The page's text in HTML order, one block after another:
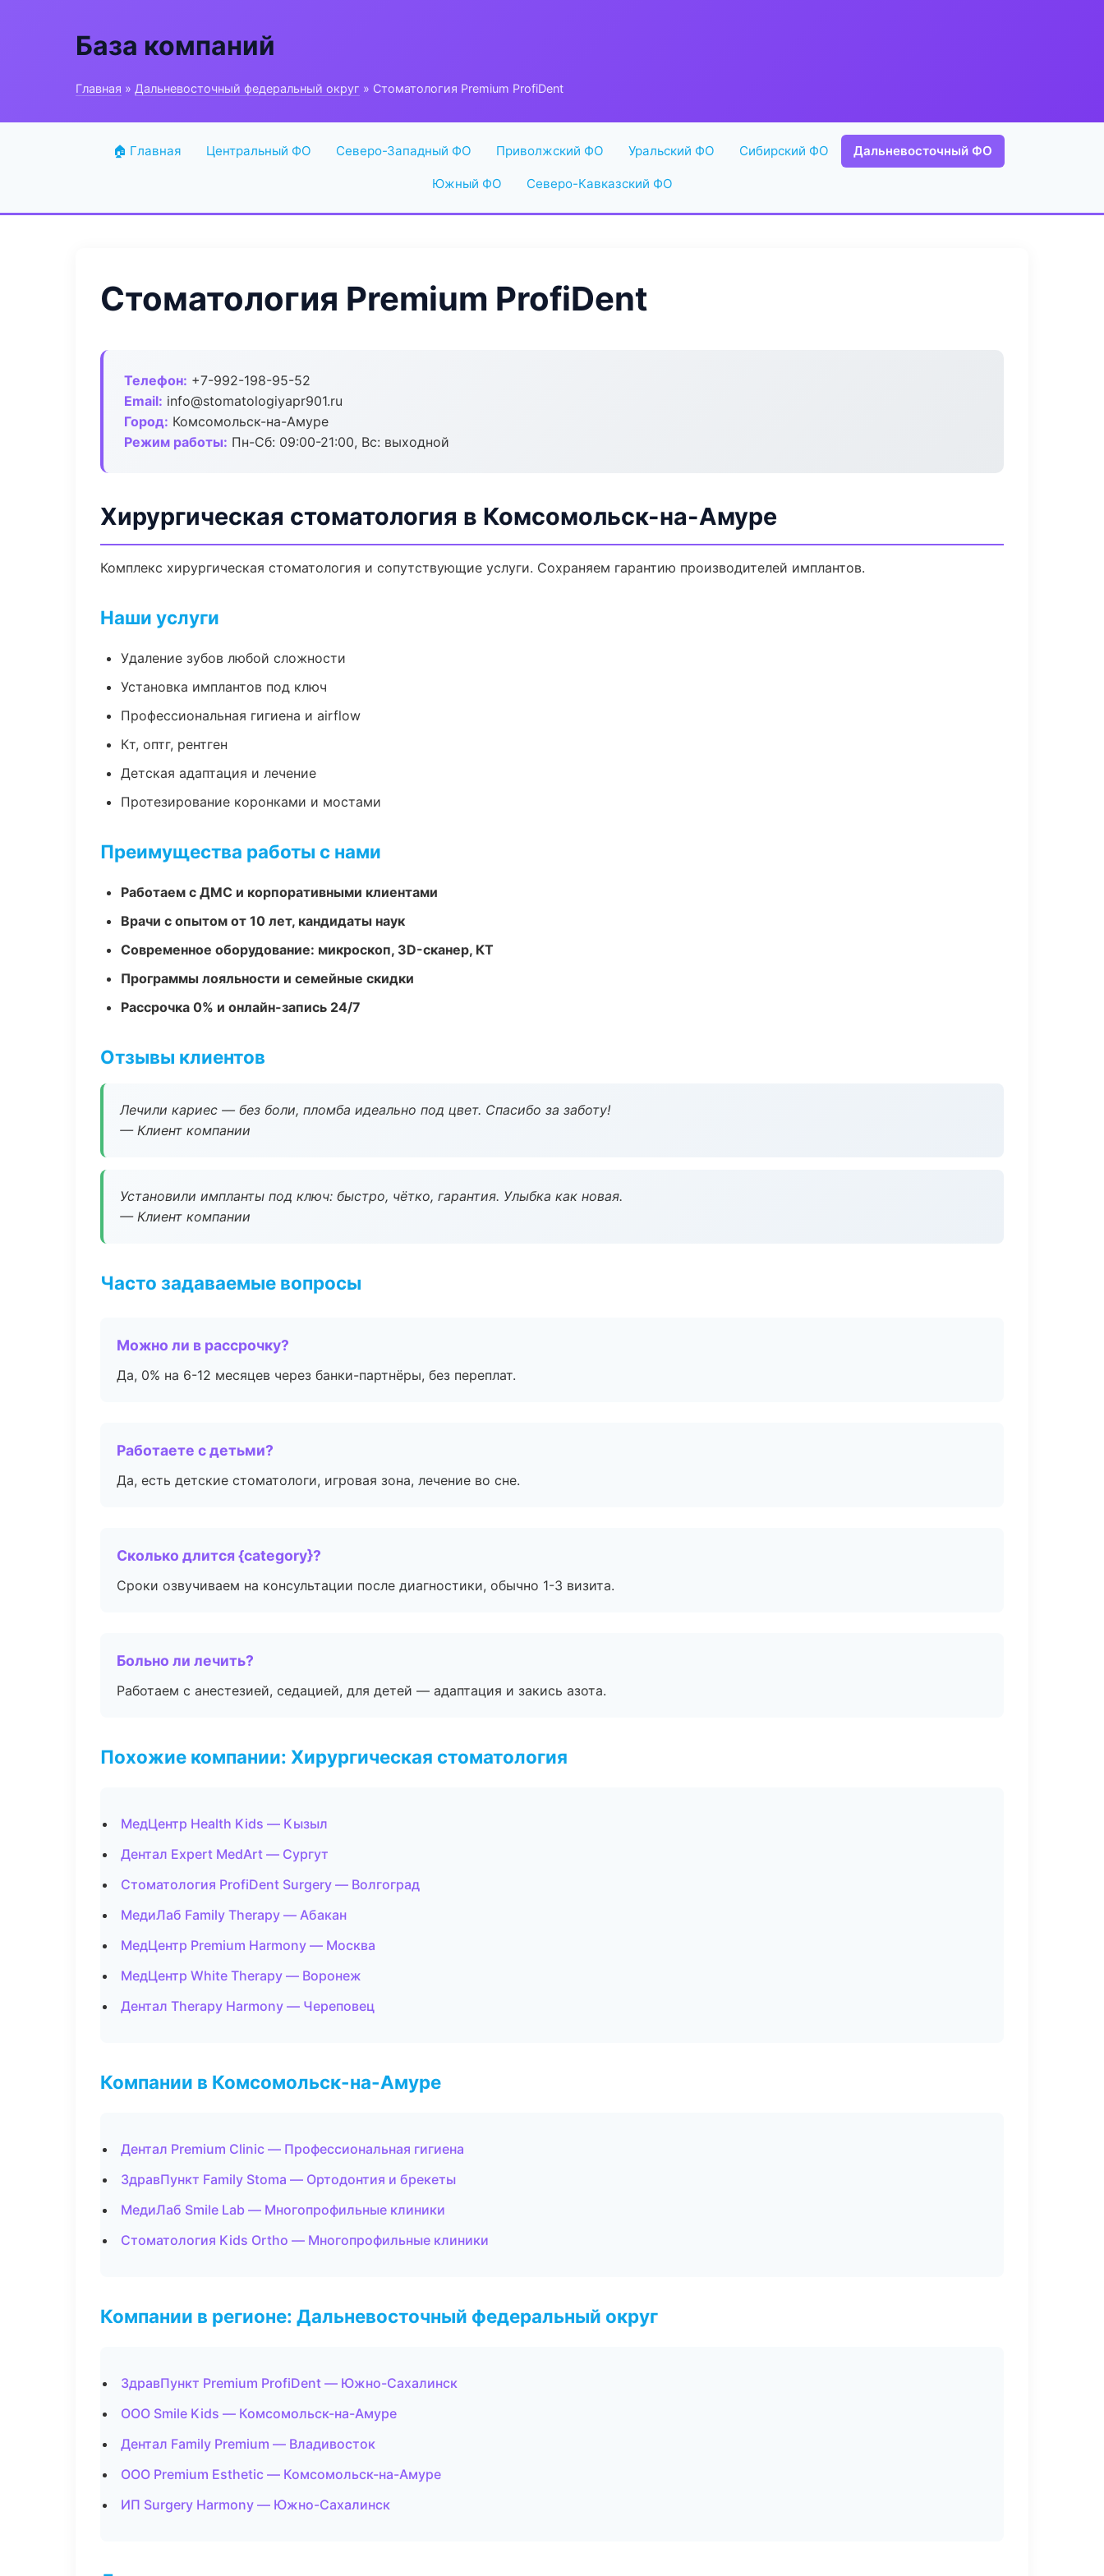
База компаний
Главная » Дальневосточный федеральный округ » Стоматология Premium ProfiDent
🏠 Главная Центральный ФО Северо-Западный ФО Приволжский ФО Уральский ФО Сибирский ФО Дальневосточный ФО
Южный ФО Северо-Кавказский ФО
Стоматология Premium ProfiDent
Телефон: +7-992-198-95-52
Email: info@stomatologiyapr901.ru
Город: Комсомольск-на-Амуре
Режим работы: Пн-Сб: 09:00-21:00, Вс: выходной
Хирургическая стоматология в Комсомольск-на-Амуре
Комплекс хирургическая стоматология и сопутствующие услуги. Сохраняем гарантию производителей имплантов.
Наши услуги
Удаление зубов любой сложности
Установка имплантов под ключ
Профессиональная гигиена и airflow
Кт, оптг, рентген
Детская адаптация и лечение
Протезирование коронками и мостами
Преимущества работы с нами
Работаем с ДМС и корпоративными клиентами
Врачи с опытом от 10 лет, кандидаты наук
Современное оборудование: микроскоп, 3D-сканер, КТ
Программы лояльности и семейные скидки
Рассрочка 0% и онлайн-запись 24/7
Отзывы клиентов
Лечили кариес — без боли, пломба идеально под цвет. Спасибо за заботу!
— Клиент компании
Установили импланты под ключ: быстро, чётко, гарантия. Улыбка как новая.
— Клиент компании
Часто задаваемые вопросы
Можно ли в рассрочку?
Да, 0% на 6-12 месяцев через банки-партнёры, без переплат.
Работаете с детьми?
Да, есть детские стоматологи, игровая зона, лечение во сне.
Сколько длится {category}?
Сроки озвучиваем на консультации после диагностики, обычно 1-3 визита.
Больно ли лечить?
Работаем с анестезией, седацией, для детей — адаптация и закись азота.
Похожие компании: Хирургическая стоматология
МедЦентр Health Kids — Кызыл
Дентал Expert MedArt — Сургут
Стоматология ProfiDent Surgery — Волгоград
МедиЛаб Family Therapy — Абакан
МедЦентр Premium Harmony — Москва
МедЦентр White Therapy — Воронеж
Дентал Therapy Harmony — Череповец
Компании в Комсомольск-на-Амуре
Дентал Premium Clinic — Профессиональная гигиена
ЗдравПункт Family Stoma — Ортодонтия и брекеты
МедиЛаб Smile Lab — Многопрофильные клиники
Стоматология Kids Ortho — Многопрофильные клиники
Компании в регионе: Дальневосточный федеральный округ
ЗдравПункт Premium ProfiDent — Южно-Сахалинск
ООО Smile Kids — Комсомольск-на-Амуре
Дентал Family Premium — Владивосток
ООО Premium Esthetic — Комсомольск-на-Амуре
ИП Surgery Harmony — Южно-Сахалинск